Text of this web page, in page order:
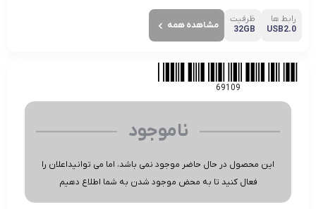
رابط ها
USB2.0
ظرفیت
32GB
مشاهده همه
69109
ناموجود
این محصول در حال حاضر موجود نمی باشد، اما می توانیداعلان را
فعال کنید تا به محض موجود شدن به شما اطلاع دهیم